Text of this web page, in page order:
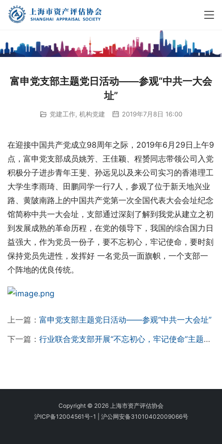
富申党支部主题党日活动——参观“中共一大会
址”
党建工作 机构党建 2019年7月8日 16:00
在迎接中国共产党成立98周年之际，2019年6月29日上午9
点，富申党支部成员姚芳、王佳颖、程赟同志带领公司入党
积极分子进步青年王斐、孙远见以及来公司实习的香港理工
大学生李雨琦、田鹏同学一行7人，参观了位于新天地兴业
路、黄陂南路上的中国共产党第一次全国代表大会会址纪念
馆简称中共一大会址，支部通过深刻了解到我党从建立之初
到发展成熟的革命历程，在党的领导下，我国的综合国力日
益强大，作为党员一份子，要不忘初心，牢记使命，要时刻
保持党员先进性，发挥好 一名党员一面旗帜，一个支部一
个阵地的优良传统。
上一篇： 富申党支部主题党日活动——参观“中共一大会址”
下一篇： 行业联合党支部开展“不忘初心，牢记使命”主题党日活动
Copyright © 2026 上海市资产评估协会
沪ICP备12004561号-1
沪公网安备31010402009066号